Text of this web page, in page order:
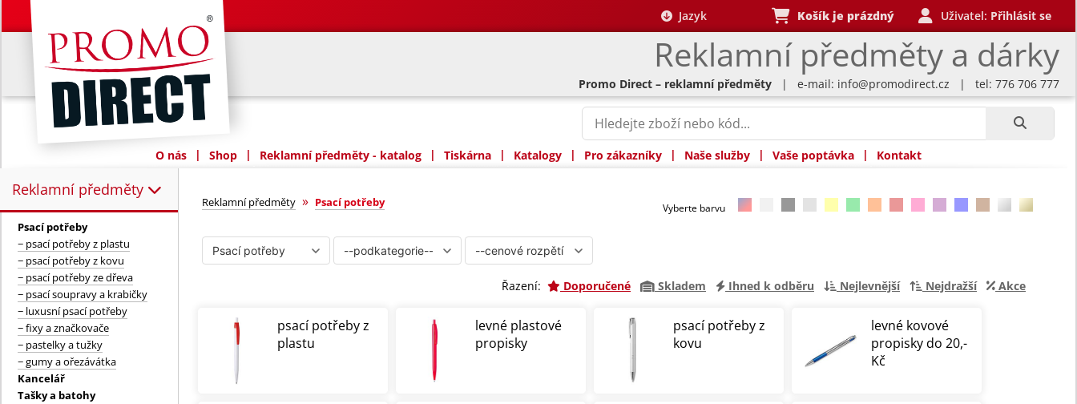
Reklamní předměty a dárky
Jazyk Košík je prázdný Uživatel: Přihlásit se
Promo Direct – reklamní předměty | e-mail: info@promodirect.cz | tel: 776 706 777
O nás | Shop | Reklamní předměty - katalog | Tiskárna | Katalogy | Pro zákazníky | Naše služby | Vaše poptávka | Kontakt
Reklamní předměty
Reklamní předměty:
Psací potřeby
− psací potřeby z plastu
− psací potřeby z kovu
− psací potřeby ze dřeva
− psací soupravy a krabičky
− luxusní psací potřeby
− fixy a značkovače
− pastelky a tužky
− gumy a ořezávátka
Kancelář
Tašky a batohy
Psací potřeby
Reklamní předměty » Psací potřeby Vyberte barvu
Řazení: Doporučené Skladem Ihned k odběru Nejlevnější Nejdražší Akce
psací potřeby z
plastu
levné plastové
propisky
psací potřeby z
kovu
levné kovové
propisky do 20,-
Kč